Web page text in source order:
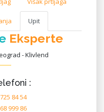
Upit
Eksperte
- Klivlend
:
84 54
999 86